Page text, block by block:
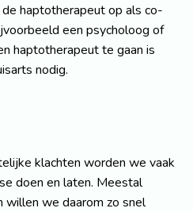
haptotherapeut op als co-
een psycholoog of
haptotherapeut te gaan is
nodig.
klachten worden we vaak
doen en laten. Meestal
willen we daarom zo snel